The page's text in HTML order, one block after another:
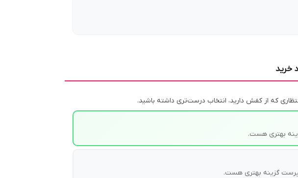
خرید
که از کفش دارید، انتخاب درست‌تری داشته باشید.
بهتری هست.
گزینه بهتری هست.